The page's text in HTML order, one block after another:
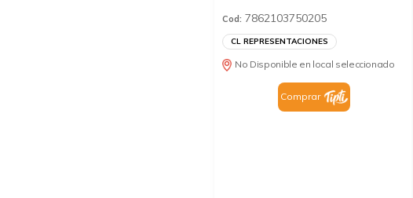
Cod: 7862103750205
CL REPRESENTACIONES
No Disponible en local seleccionado
Comprar